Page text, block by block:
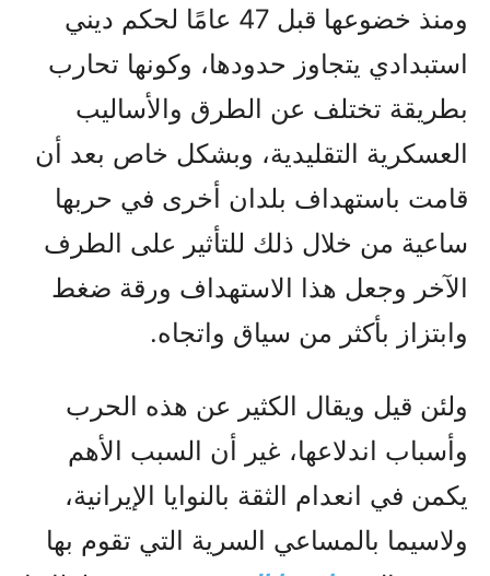
ومنذ خضوعها قبل 47 عامًا لحكم ديني
استبدادي يتجاوز حدودها، وكونها تحارب
بطريقة تختلف عن الطرق والأساليب
العسكرية التقليدية، وبشكل خاص بعد أن
قامت باستهداف بلدان أخرى في حربها
ساعية من خلال ذلك للتأثير على الطرف
الآخر وجعل هذا الاستهداف ورقة ضغط
وابتزاز بأكثر من سياق واتجاه.
ولئن قيل ويقال الكثير عن هذه الحرب
وأسباب اندلاعها، غير أن السبب الأهم
يكمن في انعدام الثقة بالنوايا الإيرانية،
ولاسيما بالمساعي السرية التي تقوم بها